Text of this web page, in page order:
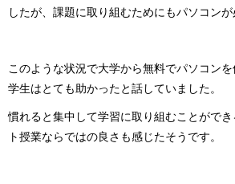
したが、課題に取り組むためにもパソコンが
このような状況で大学から無料でパソコンを
学生はとても助かったと話していました。
慣れると集中して学習に取り組むことがで
ト授業ならではの良さも感じたそうです。